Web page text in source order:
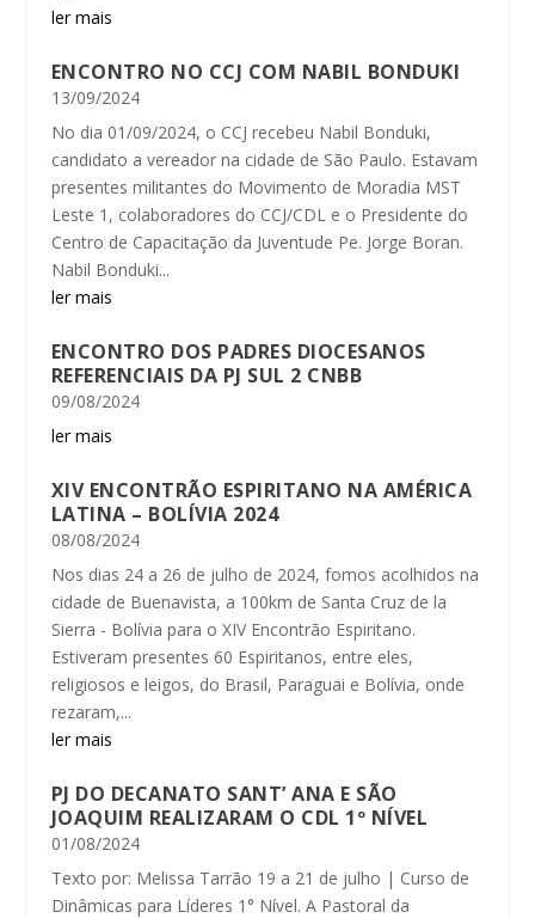
ler mais
ENCONTRO NO CCJ COM NABIL BONDUKI
13/09/2024
No dia 01/09/2024, o CCJ recebeu Nabil Bonduki,
candidato a vereador na cidade de São Paulo. Estavam
presentes militantes do Movimento de Moradia MST
Leste 1, colaboradores do CCJ/CDL e o Presidente do
Centro de Capacitação da Juventude Pe. Jorge Boran.
Nabil Bonduki...
ler mais
ENCONTRO DOS PADRES DIOCESANOS
REFERENCIAIS DA PJ SUL 2 CNBB
09/08/2024
ler mais
XIV ENCONTRÃO ESPIRITANO NA AMÉRICA
LATINA – BOLÍVIA 2024
08/08/2024
Nos dias 24 a 26 de julho de 2024, fomos acolhidos na
cidade de Buenavista, a 100km de Santa Cruz de la
Sierra - Bolívia para o XIV Encontrão Espiritano.
Estiveram presentes 60 Espiritanos, entre eles,
religiosos e leigos, do Brasil, Paraguai e Bolívia, onde
rezaram,...
ler mais
PJ DO DECANATO SANT’ ANA E SÃO
JOAQUIM REALIZARAM O CDL 1º NÍVEL
01/08/2024
Texto por: Melissa Tarrão 19 a 21 de julho | Curso de
Dinâmicas para Líderes 1° Nível. A Pastoral da